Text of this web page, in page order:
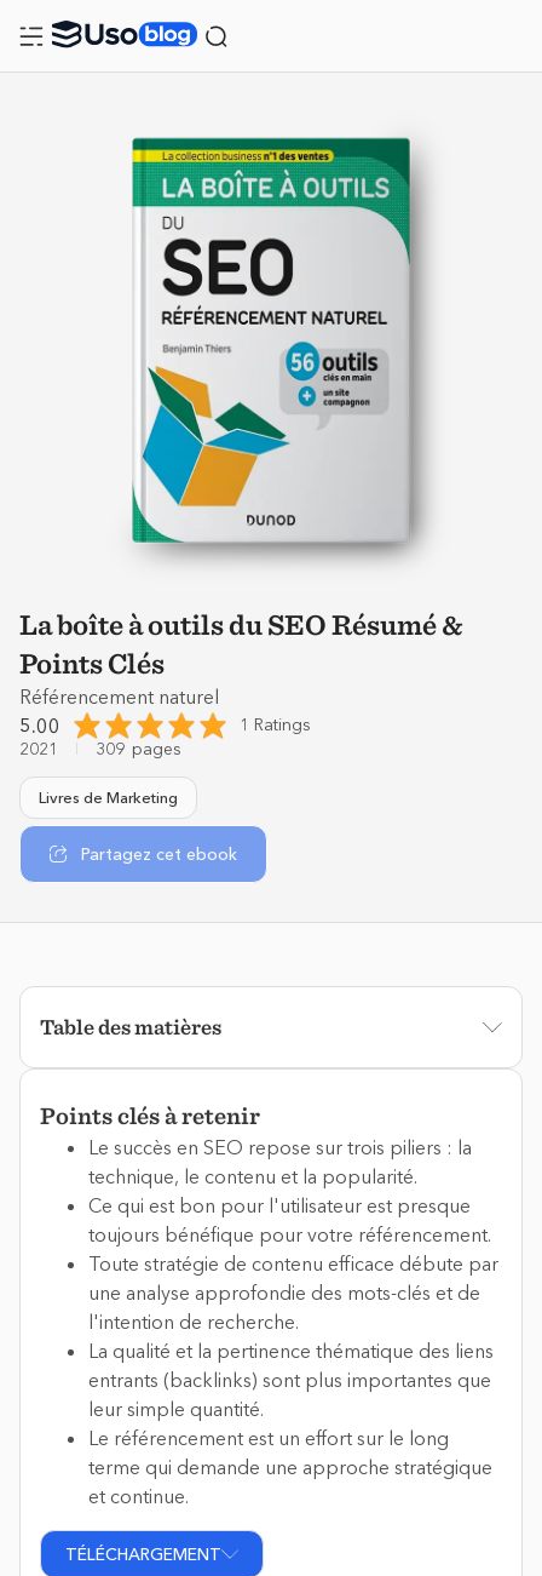
La boîte à outils du SEO Résumé &
Points Clés
Référencement naturel
5.00
1 Ratings
2021
309 pages
Livres de Marketing
Partagez cet ebook
Points clés à retenir
Le succès en SEO repose sur trois piliers : la
technique, le contenu et la popularité.
Ce qui est bon pour l'utilisateur est presque
toujours bénéfique pour votre référencement.
Toute stratégie de contenu efficace débute par
une analyse approfondie des mots-clés et de
l'intention de recherche.
La qualité et la pertinence thématique des liens
entrants (backlinks) sont plus importantes que
leur simple quantité.
Le référencement est un effort sur le long
terme qui demande une approche stratégique
et continue.
TÉLÉCHARGEMENT
Table des matières